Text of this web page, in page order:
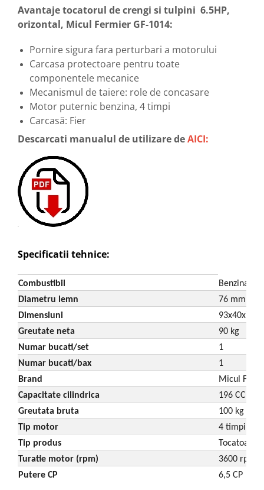
Tocatoare de furaje
Avantaje tocatorul de crengi si tulpini 6.5HP,
orizontal, Micul Fermier GF-1014:
Pornire sigura fara perturbari a motorului
Carcasa protectoare pentru toate
componentele mecanice
Mecanismul de taiere: role de concasare
Motor puternic benzina, 4 timpi
Carcasă: Fier
Descarcati manualul de utilizare deAICI:
Specificatii tehnice:
Combustibil
Benzina
Diametru lemn
76 mm
Dimensiuni
93x40x79
Greutate neta
90 kg
Numar bucati/set
1
Numar bucati/bax
1
Brand
Micul
Capacitate cilindrica
196 CC
Greutata bruta
100 kg
Tip motor
4 timpi, 1
Tip produs
Tocatoare
Turatie motor (rpm)
3600 rpm
Putere CP
6,5 CP